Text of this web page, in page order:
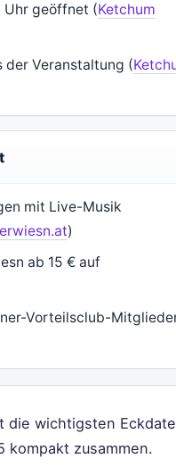
Uhr geöffnet (Ketchum
der Veranstaltung (
mit Live-Musik
)
ab 15 € auf
Vorteilsclub-
die wichtigsten
kompakt zusammen.